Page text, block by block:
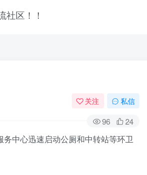
关注 私信
96 24
中心迅速启动公厕和中转站等环卫